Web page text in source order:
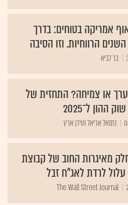
אמריקה בטוחים: בדרך
הרווחיות. וזו הסיבה
בר לביא
ערך או צמיחה? התחזית של
ההון ל־2025
נתנאל אריאל ועידן ארץ
מאיגרות החוב של קבוצת
לרדת לאג"ח זבל
The Wall Street Journal